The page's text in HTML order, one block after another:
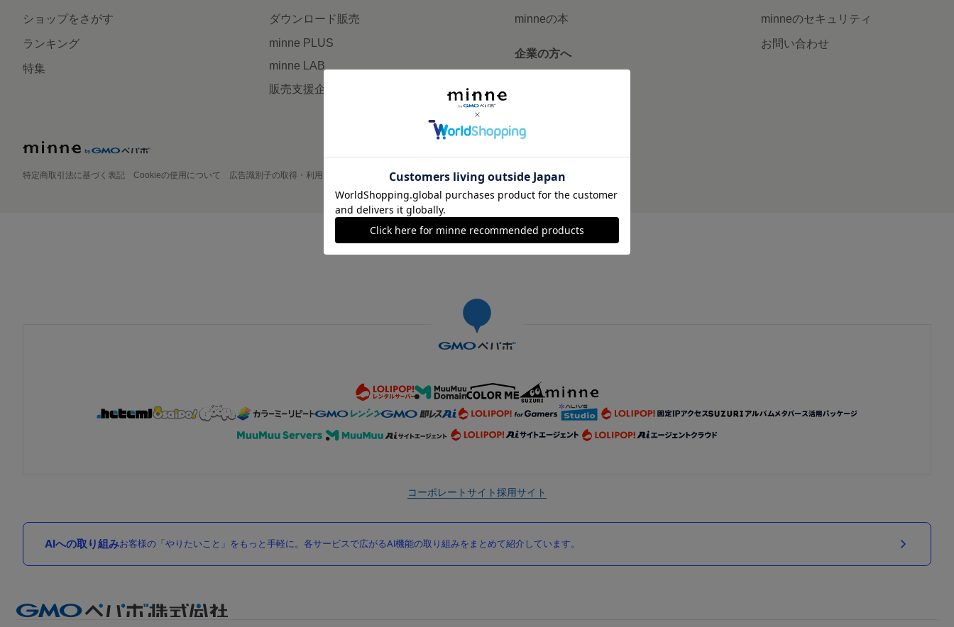
ショップをさがす
ランキング
特集
ダウンロード販売
minne PLUS
minne LAB
販売支援企画・イベント
minneの本
企業の方へ
minneのセキュリティ
お問い合わせ
特定商取引法に基づく表記 Cookieの使用について 広告識別子の取得・利用 プライバシーポリシー 会社概要 採用情報 メディアキット
©GMO Pepabo, Inc. All rights reserved.
コーポレートサイト採用サイト
AIへの取り組みお客様の「やりたいこと」をもっと手軽に。各サービスで広がるAI機能の取り組みをまとめて紹介しています。